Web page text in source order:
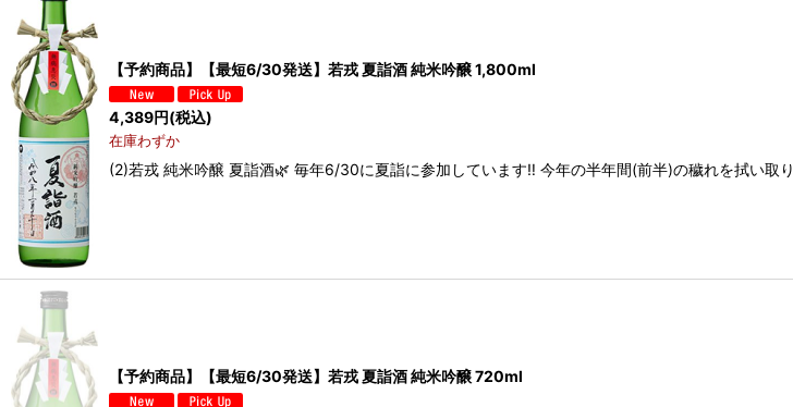
並び順
【予約商品】【最短6/30発送】若戎 夏詣酒 純米吟醸 1,800ml
4,389円(税込)
在庫わずか
(2)若戎 純米吟醸 夏詣酒🌿 毎年6/30に夏詣に参加しています‼️ 今年の半年間(前半)の穢れを拭い
【予約商品】【最短6/30発送】若戎 夏詣酒 純米吟醸 720ml